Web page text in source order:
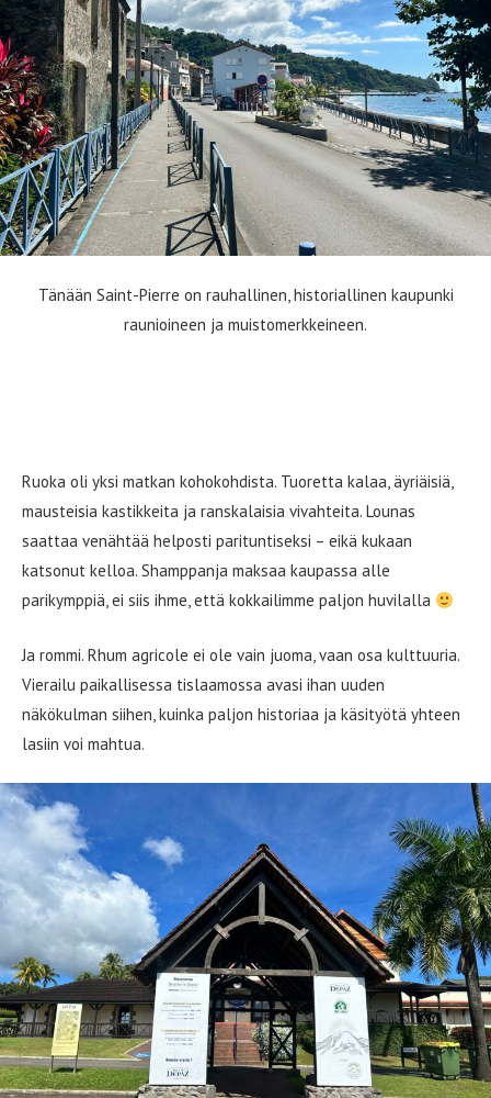
Tänään Saint-Pierre on rauhallinen, historiallinen kaupunki
raunioineen ja muistomerkkeineen.
Ruoka oli yksi matkan kohokohdista. Tuoretta kalaa, äyriäisiä,
mausteisia kastikkeita ja ranskalaisia vivahteita. Lounas
saattaa venähtää helposti parituntiseksi – eikä kukaan
katsonut kelloa. Shamppanja maksaa kaupassa alle
parikymppiä, ei siis ihme, että kokkailimme paljon huvilalla
Ja rommi. Rhum agricole ei ole vain juoma, vaan osa kulttuuria.
Vierailu paikallisessa tislaamossa avasi ihan uuden
näkökulman siihen, kuinka paljon historiaa ja käsityötä yhteen
lasiin voi mahtua.